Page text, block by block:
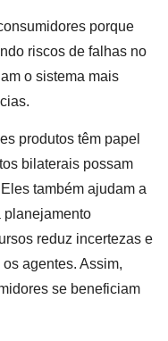
porque
riscos de falhas no
o sistema mais
produtos têm papel
bilaterais possam
também ajudam a
planejamento
reduz incertezas e
agentes. Assim,
se beneficiam